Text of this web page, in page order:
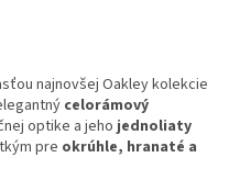
O
najnovšej Oakley kolekcie
celorámový
optike a jeho jednoliaty
pre okrúhle, hranaté a